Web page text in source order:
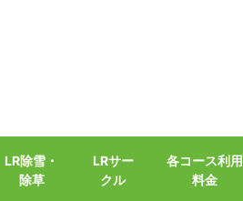
LR除雪・
除草
LRサー
クル
各コース利用
料金